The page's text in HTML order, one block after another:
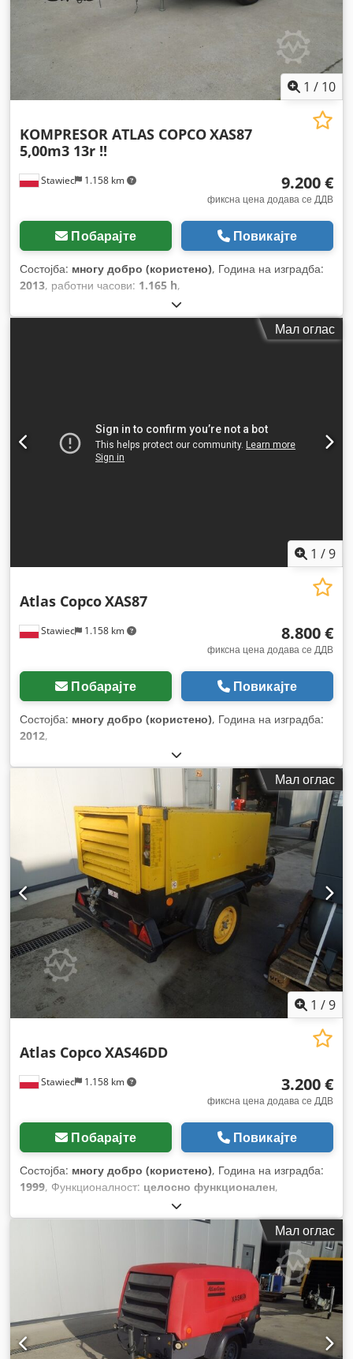
1 / 10
Stawiec 1.158 km
KOMPRESOR ATLAS COPCOXAS87
5,00m3 13r !!
9.200 €
фиксна цена додава се ДДВ
Побарајте Повикајте
Состојба: многу добро (користено), Година на изградба:
2013, работни часови: 1.165 h,
Мал оглас
1 /9
Stawiec 1.158 km
Atlas CopcoXAS87
8.800 €
фиксна цена додава се ДДВ
Побарајте Повикајте
Состојба: многу добро (користено), Година на изградба:
2012,
Мал оглас
1 /9
Stawiec 1.158 km
Atlas CopcoXAS46DD
3.200 €
фиксна цена додава се ДДВ
Побарајте Повикајте
Состојба: многу добро (користено), Година на изградба:
1999, Функционалност: целосно функционален,
Мал оглас